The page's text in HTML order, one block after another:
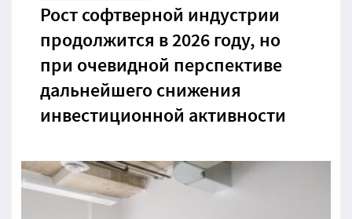
Рост софтверной индустрии
продолжится в 2026 году, но
при очевидной перспективе
дальнейшего снижения
инвестиционной активности